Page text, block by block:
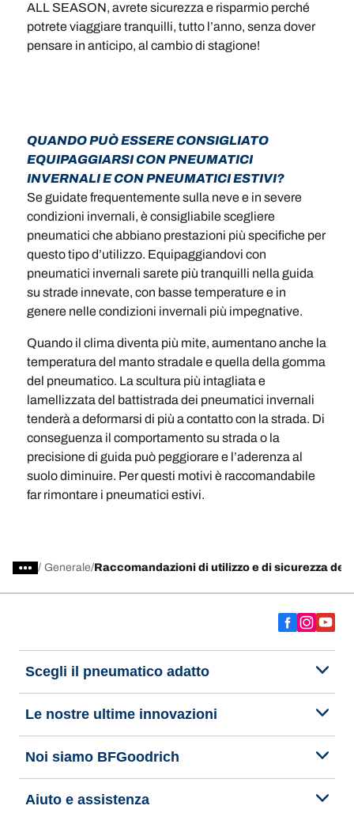
ALL SEASON, avrete sicurezza e risparmio perché
potrete viaggiare tranquilli, tutto l’anno, senza dover
pensare in anticipo, al cambio di stagione!
QUANDO PUÒ ESSERE CONSIGLIATO
EQUIPAGGIARSI CON PNEUMATICI
INVERNALI E CON PNEUMATICI ESTIVI?
Se guidate frequentemente sulla neve e in severe
condizioni invernali, è consigliabile scegliere
pneumatici che abbiano prestazioni più specifiche per
questo tipo d’utilizzo. Equipaggiandovi con
pneumatici invernali sarete più tranquilli nella guida
su strade innevate, con basse temperature e in
genere nelle condizioni invernali più impegnative.
Quando il clima diventa più mite, aumentano anche la
temperatura del manto stradale e quella della gomma
del pneumatico. La scultura più intagliata e
lamellizzata del battistrada dei pneumatici invernali
tenderà a deformarsi di più a contatto con la strada. Di
conseguenza il comportamento su strada o la
precisione di guida può peggiorare e l’aderenza al
suolo diminuire. Per questi motivi è raccomandabile
far rimontare i pneumatici estivi.
/ Generale Raccomandazioni di utilizzo e di sicurezza dei
Scegli il pneumatico adatto
Le nostre ultime innovazioni
Noi siamo BFGoodrich
Aiuto e assistenza